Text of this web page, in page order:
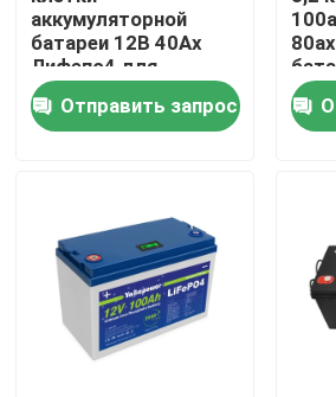
Новости
Запросите цитату
батарея 12V LiFePO4
батарея 24V Lifepo4
аккумуляторной
батареи 12В 40Ах
Лифепо4 для
солнечной системы
управления
Отправить запрос